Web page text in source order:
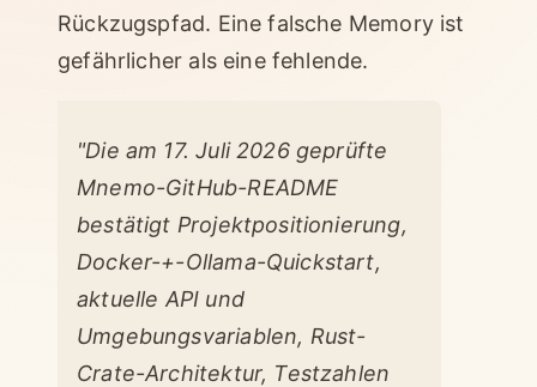
Rückzugspfad. Eine falsche Memory ist
gefährlicher als eine fehlende.
"Die am 17. Juli 2026 geprüfte
Mnemo-GitHub-README
bestätigt Projektpositionierung,
Docker-+-Ollama-Quickstart,
aktuelle API und
Umgebungsvariablen, Rust-
Crate-Architektur, Testzahlen